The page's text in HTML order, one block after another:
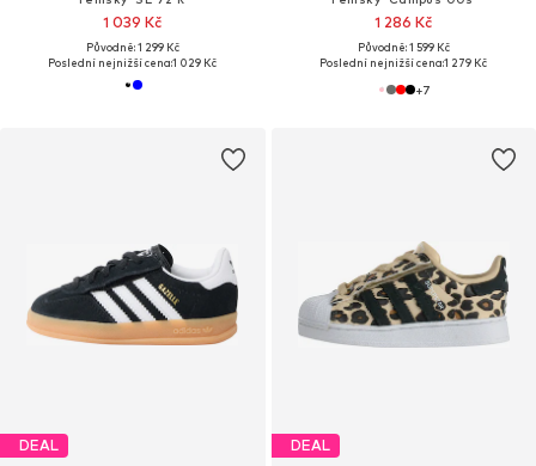
1 039 Kč
Původně: 1 299 Kč
Poslední nejnižší cena:1 029 Kč
1 286 Kč
Původně: 1 599 Kč
Poslední nejnižší cena:1 279 Kč
+7
DEAL DEAL